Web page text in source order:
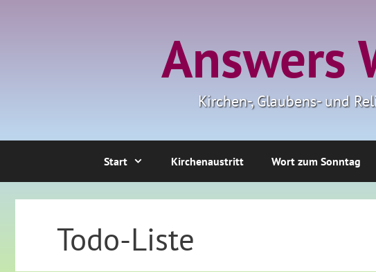
Answers
Kirchen-, Glaubens- und
Start Kirchenaustritt Wort zum Sonntag
Todo-Liste